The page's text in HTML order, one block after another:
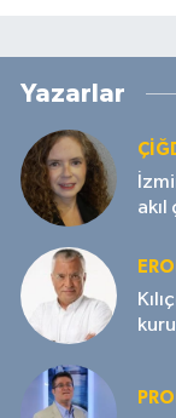
Yazarlar
akıl